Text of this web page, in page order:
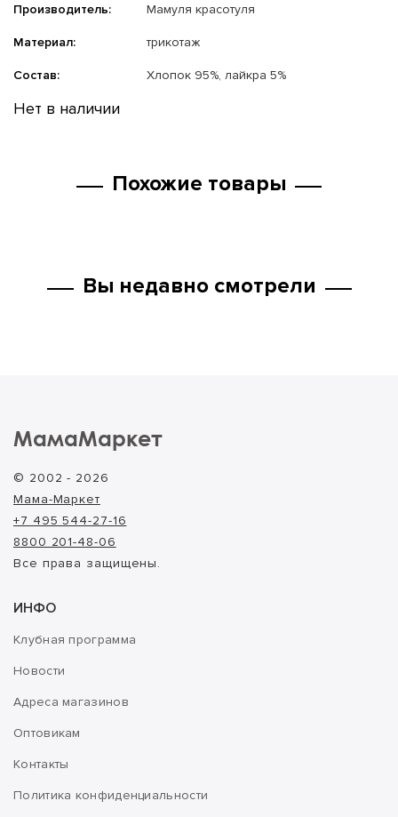
Производитель: Мамуля красотуля
Материал: трикотаж
Состав: Хлопок 95%, лайкра 5%
Нет в наличии
Похожие товары
Вы недавно смотрели
МамаМаркет
© 2002 - 2026
Мама-Маркет
+7 495 544-27-16
8800 201-48-06
Все права защищены.
ИНФО
Клубная программа
Новости
Адреса магазинов
Оптовикам
Контакты
Политика конфиденциальности